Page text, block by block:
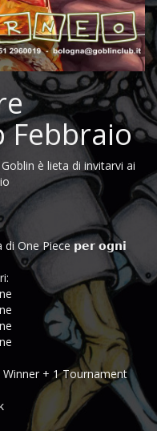
Febbraio
è lieta di invitarvi ai
di One Piece 𝗽𝗲𝗿 𝗼𝗴𝗻𝗶
+ 1 Tournament